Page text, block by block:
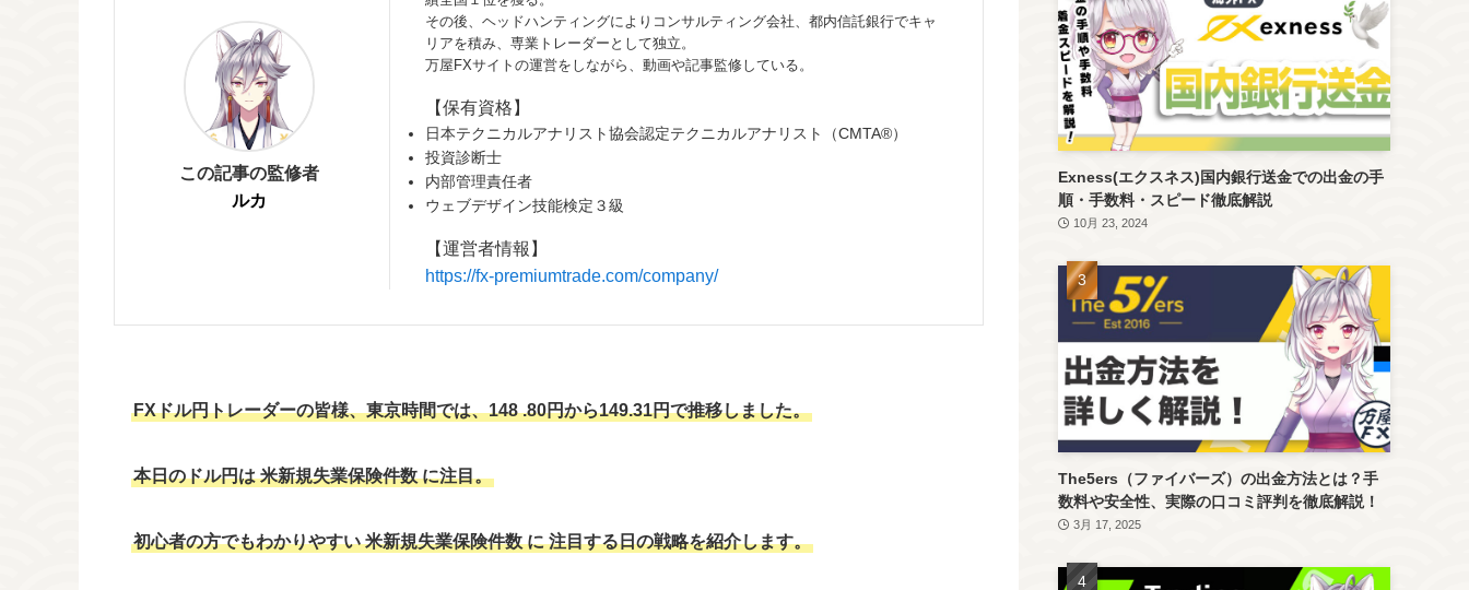
この記事の監修者
ルカ
その後、ヘッドハンティングによりコンサルティング会社、都内信託銀行でキャ
リアを積み、専業トレーダーとして独立。
万屋FXサイトの運営をしながら、動画や記事監修している。
【保有資格】
日本テクニカルアナリスト協会認定テクニカルアナリスト（CMTA®）
投資診断士
内部管理責任者
ウェブデザイン技能検定３級
【運営者情報】
https://fx-premiumtrade.com/company/
FXドル円トレーダーの皆様、東京時間では、148 .80円から149.31円で推移しました。
本日のドル円は 米新規失業保険件数 に注目。
初心者の方でもわかりやすい 米新規失業保険件数 に 注目する日の戦略を紹介します。
Exness(エクスネス)国内銀行送金での出金の手
順・手数料・スピード徹底解説
10月 23, 2024
The5ers（ファイバーズ）の出金方法とは？手
数料や安全性、実際の口コミ評判を徹底解説！
3月 17, 2025